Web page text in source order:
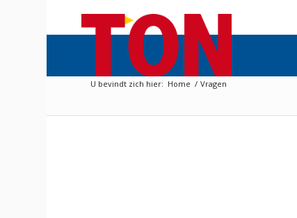
U bevindt zich hier: Home / Vragen